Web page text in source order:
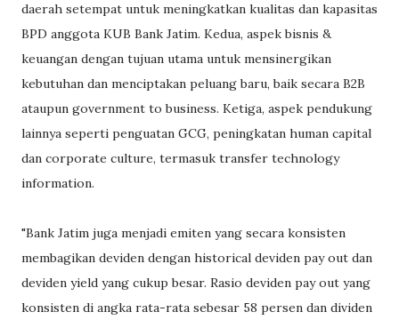
daerah setempat untuk meningkatkan kualitas dan kapasitas
BPD anggota KUB Bank Jatim. Kedua, aspek bisnis &
keuangan dengan tujuan utama untuk mensinergikan
kebutuhan dan menciptakan peluang baru, baik secara B2B
ataupun government to business. Ketiga, aspek pendukung
lainnya seperti penguatan GCG, peningkatan human capital
dan corporate culture, termasuk transfer technology
information.
"Bank Jatim juga menjadi emiten yang secara konsisten
membagikan deviden dengan historical deviden pay out dan
deviden yield yang cukup besar. Rasio deviden pay out yang
konsisten di angka rata-rata sebesar 58 persen dan dividen